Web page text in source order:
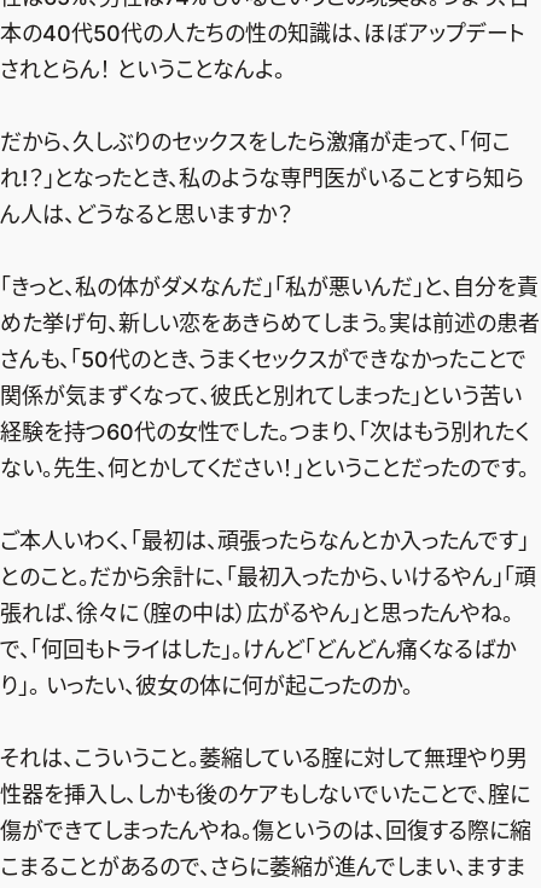
本の40代50代の人たちの性の知識は、ほぼアップデート
されとらん！ ということなんよ。
だから、久しぶりのセックスをしたら激痛が走って、「何こ
れ!？」となったとき、私のような専門医がいることすら知ら
ん人は、どうなると思いますか？
「きっと、私の体がダメなんだ」「私が悪いんだ」と、自分を責
めた挙げ句、新しい恋をあきらめてしまう。実は前述の患者
さんも、「50代のとき、うまくセックスができなかったことで
関係が気まずくなって、彼氏と別れてしまった」という苦い
経験を持つ60代の女性でした。つまり、「次はもう別れたく
ない。先生、何とかしてください！」ということだったのです。
ご本人いわく、「最初は、頑張ったらなんとか入ったんです」
とのこと。だから余計に、「最初入ったから、いけるやん」「頑
張れば、徐々に（腟の中は）広がるやん」と思ったんやね。
で、「何回もトライはした」。けんど「どんどん痛くなるばか
り」。 いったい、彼女の体に何が起こったのか。
それは、こういうこと。萎縮している腟に対して無理やり男
性器を挿入し、しかも後のケアもしないでいたことで、腟に
傷ができてしまったんやね。傷というのは、回復する際に縮
こまることがあるので、さらに萎縮が進んでしまい、ますま